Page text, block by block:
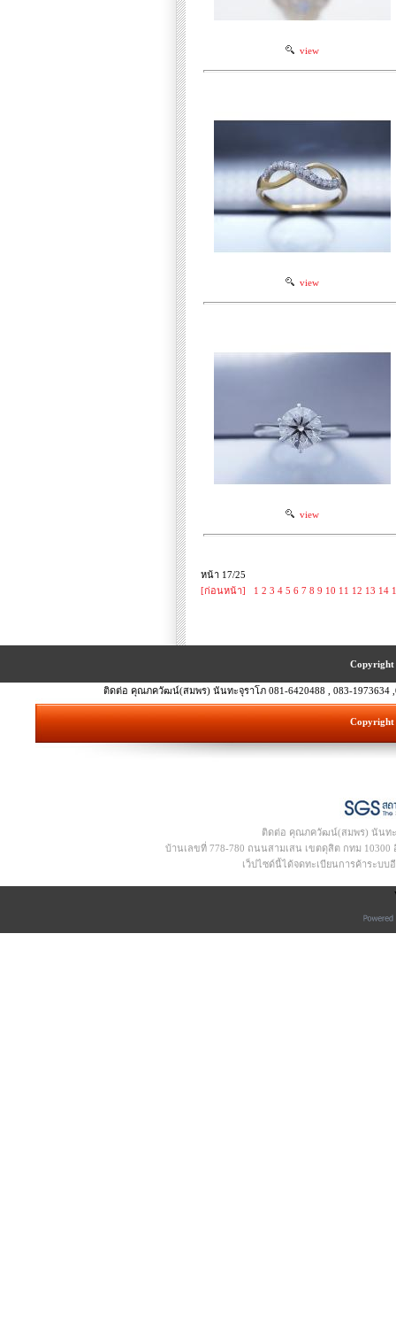
view
view
view
หน้า 17/25
[ก่อนหน้า]
1 2 3 4 5 6 7 8 9 10 11 12 13 14
Copyright
ติดต่อ คุณภควัฒน์(สมพร) นันทะจุราโภ 081-6420488 , 083-1973634
Copyright
ติดต่อ คุณภควัฒน์(สมพร) นันทะจุ
บ้านเลขที่ 778-780 ถนนสามเสน เขตดุสิต กทม 10300 อี
เว็ปไซด์นี้ได้จดทะเบียนการค้าระบบ